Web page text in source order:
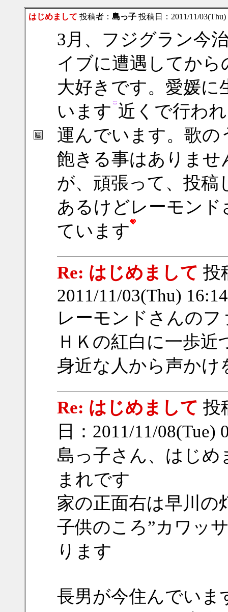
はじめまして 投稿者： 島っ子 投稿日：2011/11/
3月、フジグラン今
イブに遭遇してか
大好きです。愛媛
います 近くで行わ
運んでいます。歌
飽きる事はありま
が、頑張って、投
あるけどレーモン
ています
Re: はじめまして 投
2011/11/03(Thu)
レーモンドさんの
ＨＫの紅白に一歩
身近な人から声か
Re: はじめまして 投
日：2011/11/
島っ子さん、はじめ
まれです
家の正面右は早川の
子供のころ”カワッ
ります
長男が今住んでいま